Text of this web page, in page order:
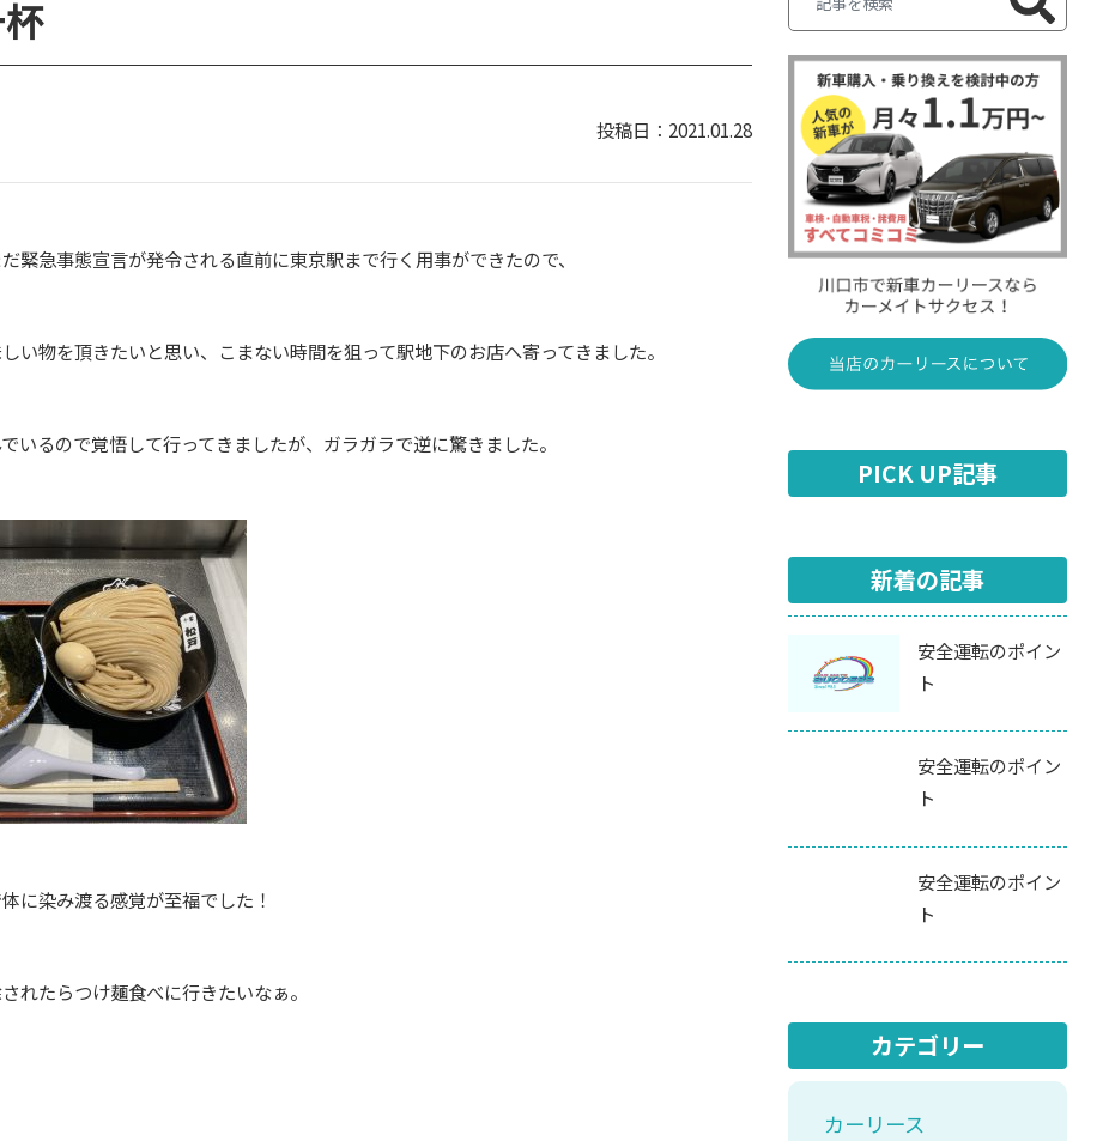
2021.01.28
緊急事態宣言が発令される直前に東京駅まで行く用事ができたので、
い物を頂きたいと思い、こまない時間を狙って駅地下のお店へ寄ってきました。
いるので覚悟して行ってきましたが、ガラガラで逆に驚きました。
に染み渡る感覚が至福でした！
れたらつけ麺食べに行きたいなぁ。
PICK UP記事
新着の記事
安全運転のポイン
ト
安全運転のポイン
ト
安全運転のポイン
ト
カテゴリー
カーリース